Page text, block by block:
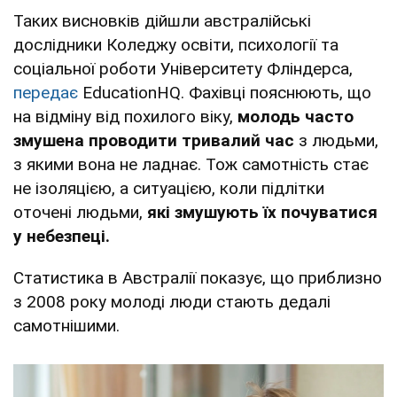
Таких висновків дійшли австралійські
дослідники Коледжу освіти, психології та
соціальної роботи Університету Фліндерса,
передає EducationHQ. Фахівці пояснюють, що
на відміну від похилого віку, молодь часто
змушена проводити тривалий час з людьми,
з якими вона не ладнає. Тож самотність стає
не ізоляцією, а ситуацією, коли підлітки
оточені людьми, які змушують їх почуватися
у небезпеці.
Статистика в Австралії показує, що приблизно
з 2008 року молоді люди стають дедалі
самотнішими.